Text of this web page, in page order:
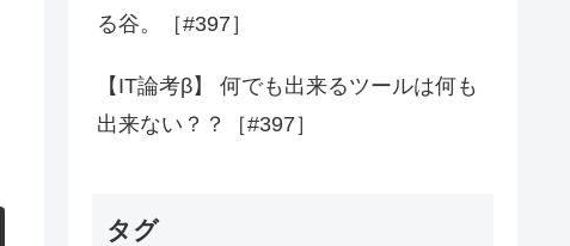
る谷。［#397］
【IT論考β】 何でも出来るツールは何も
出来ない？？［#397］
タグ